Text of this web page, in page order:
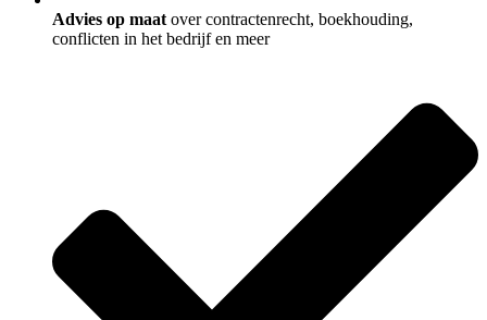
Advies op maat over contractenrecht, boekhouding,
conflicten in het bedrijf en meer